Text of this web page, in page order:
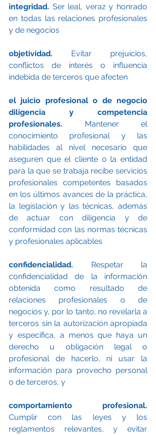
integridad. Ser leal, veraz y honrado
en todas las relaciones profesionales
y de negocios
objetividad. Evitar prejuicios,
conflictos de interés o influencia
indebida de terceros que afecten
el juicio profesional o de negocio
diligencia y competencia
profesionales. Mantener el
conocimiento profesional y las
habilidades al nivel necesario que
aseguren que el cliente o la entidad
para la que se trabaja recibe servicios
profesionales competentes basados
en los últimos avances de la práctica,
la legislación y las técnicas, además
de actuar con diligencia y de
conformidad con las normas técnicas
y profesionales aplicables
confidencialidad. Respetar la
confidencialidad de la información
obtenida como resultado de
relaciones profesionales o de
negocios y, por lo tanto, no revelarla a
terceros sin la autorización apropiada
y específica, a menos que haya un
derecho u obligación legal o
profesional de hacerlo, ni usar la
información para provecho personal
o de terceros, y
comportamiento profesional.
Cumplir con las leyes y los
reglamentos relevantes, y evitar